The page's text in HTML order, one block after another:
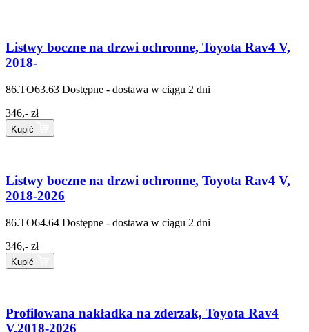
Listwy boczne na drzwi ochronne, Toyota Rav4 V,
2018-
86.TO63.63 Dostępne - dostawa w ciągu 2 dni
346,- zł
Kupić
Listwy boczne na drzwi ochronne, Toyota Rav4 V,
2018-2026
86.TO64.64 Dostępne - dostawa w ciągu 2 dni
346,- zł
Kupić
Profilowana nakładka na zderzak, Toyota Rav4
V,2018-2026